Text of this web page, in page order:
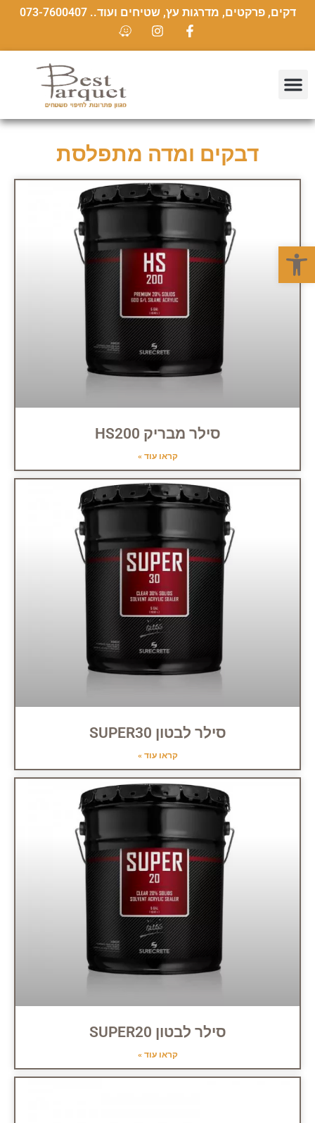
פתח סרגל נגישות
דקים, פרקטים, מדרגות עץ, שטיחים ועוד.. 073-7600407
דבקים ומדה מתפלסת
סילר מבריק HS200
קראו עוד »
סילר לבטון SUPER30
קראו עוד »
סילר לבטון SUPER20
קראו עוד »